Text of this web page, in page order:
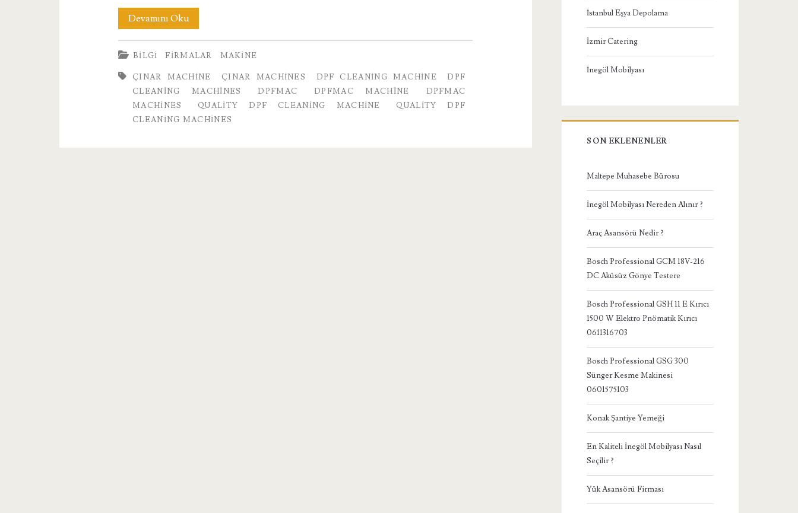
Devamını OkuQuality
DPF
Cleaning
Machine
BILGI FIRMALAR MAKINE
ÇINAR MACHINE ÇINAR MACHINES DPF CLEANING MACHINE
DPF
CLEANING MACHINES
DPFMAC DPFMAC MACHINE
DPFMAC
MACHINES
QUALITY DPF CLEANING MACHINE
QUALITY DPF
CLEANING MACHINES
İstanbul Eşya Depolama
İzmir Catering
İnegöl Mobilyası
SON EKLENENLER
Maltepe Muhasebe Bürosu
İnegöl Mobilyası Nereden Alınır ?
Araç Asansörü Nedir ?
Bosch Professional GCM 18V-216
DC Aküsüz Gönye Testere
Bosch Professional GSH 11 E Kırıcı
1500 W Elektro Pnömatik Kırıcı
0611316703
Bosch Professional GSG 300
Sünger Kesme Makinesi
0601575103
Konak Şantiye Yemeği
En Kaliteli İnegöl Mobilyası Nasıl
Seçilir ?
Yük Asansörü Firması